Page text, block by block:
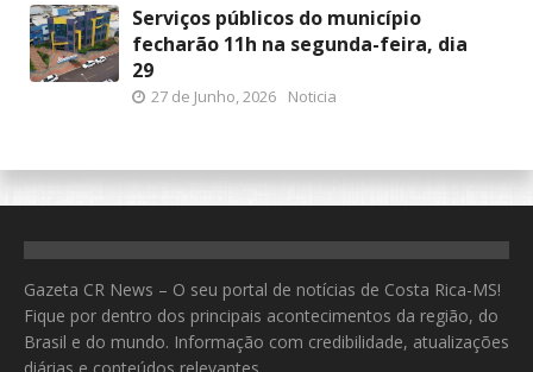
Serviços públicos do município
fecharão 11h na segunda-feira, dia
29
27 de Junho, 2026 Noticia
Gazeta CR News – O seu portal de notícias de Costa Rica-MS!
Fique por dentro dos principais acontecimentos da região, do
Brasil e do mundo. Informação com credibilidade, atualizações